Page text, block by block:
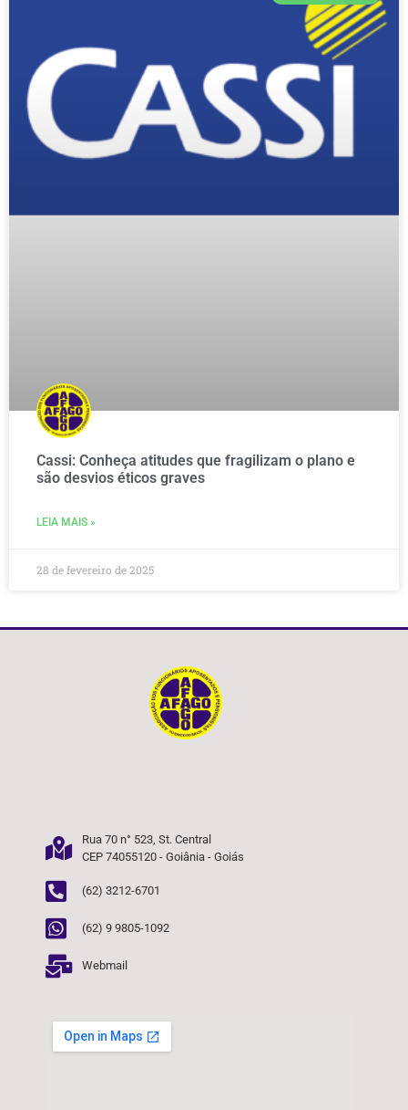
Cassi: Conheça atitudes que fragilizam o plano e
são desvios éticos graves
LEIA MAIS »
28 de fevereiro de 2025
Rua 70 n° 523, St. Central
CEP 74055120 - Goiânia - Goiás
(62) 3212-6701
(62) 9 9805-1092
Webmail